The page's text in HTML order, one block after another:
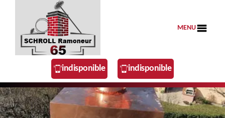
MENU
indisponible indisponible